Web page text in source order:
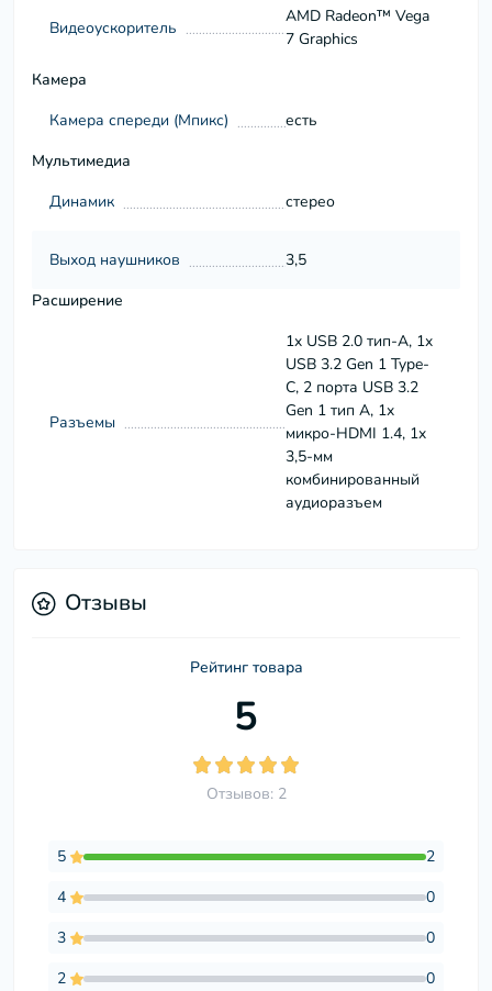
Видеоускоритель
AMD Radeon™ Vega
7 Graphics
Камера
Камера спереди (Мпикс)
есть
Мультимедиа
Динамик
стерео
Выход наушников
3,5
Расширение
Разъемы
1x USB 2.0 тип-A, 1x
USB 3.2 Gen 1 Type-
C, 2 порта USB 3.2
Gen 1 тип A, 1x
микро-HDMI 1.4, 1x
3,5-мм
комбинированный
аудиоразъем
Отзывы
Рейтинг товара
5
Отзывов: 2
5
2
4
0
3
0
2
0